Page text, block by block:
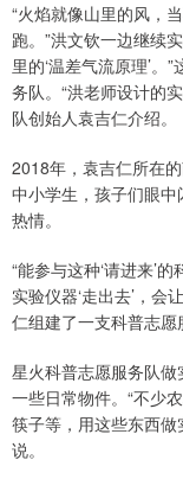
“火焰就像山里的风，
跑。”洪文钦一边继续
里的‘温差气流原理’。
务队。“洪老师设计的
队创始人袁吉仁介绍。
2018年，袁吉仁所在
中小学生，孩子们眼
热情。
“能参与这种‘请进来’
实验仪器‘走出去’，会
仁组建了一支科普志愿
星火科普志愿服务队
一些日常物件。“不少
筷子等，用这些东西做
说。